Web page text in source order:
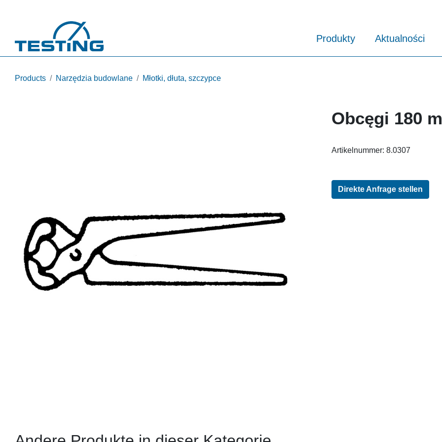
Produkty Aktualności
Products Narzędzia budowlane Młotki, dłuta, szczypce
Obcęgi 180
Artikelnummer: 8.0307
Direkte Anfrage stellen